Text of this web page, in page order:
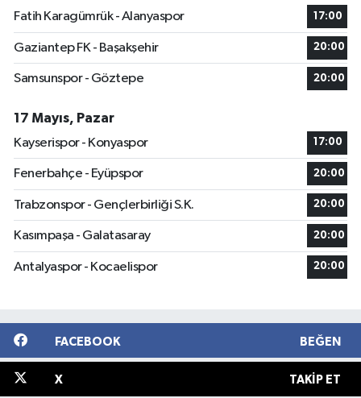
Fatih Karagümrük - Alanyaspor
17:00
Gaziantep FK - Başakşehir 20:00
Samsunspor - Göztepe 20:00
17 Mayıs, Pazar
Kayserispor - Konyaspor
17:00
Fenerbahçe - Eyüpspor 20:00
Trabzonspor - Gençlerbirliği S.K. 20:00
Kasımpaşa - Galatasaray 20:00
Antalyaspor - Kocaelispor 20:00
FACEBOOK BEĞEN
X TAKIP ET